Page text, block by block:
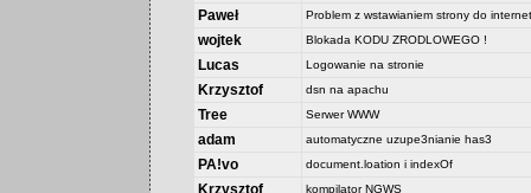
Paweł Problem z wstawianiem strony do
wojtek Blokada KODU ZRODLOWEGO !
Lucas Logowanie na stronie
Krzysztof dsn na apachu
Tree Serwer WWW
adam automatyczne uzupe3nianie has3
PA!vo document.loation i indexOf
Krzysztof kompilator NGWS